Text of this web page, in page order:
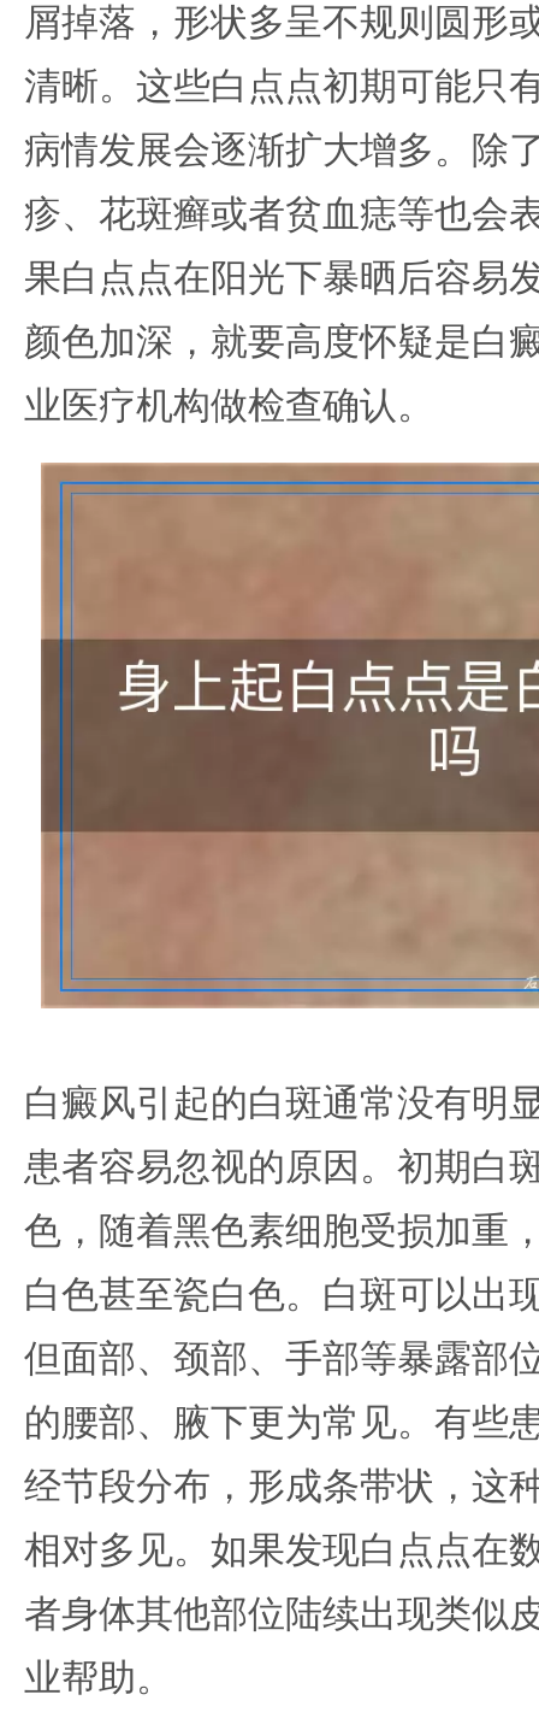
屑掉落，形状多呈不规则圆形
清晰。这些白点点初期可能只
病情发展会逐渐扩大增多。除
疹、花斑癣或者贫血痣等也会
果白点点在阳光下暴晒后容易
颜色加深，就要高度怀疑是白
业医疗机构做检查确认。
白癜风引起的白斑通常没有明
患者容易忽视的原因。初期白
色，随着黑色素细胞受损加重
白色甚至瓷白色。白斑可以出
但面部、颈部、手部等暴露部
的腰部、腋下更为常见。有些
经节段分布，形成条带状，这
相对多见。如果发现白点点在
者身体其他部位陆续出现类似
业帮助。